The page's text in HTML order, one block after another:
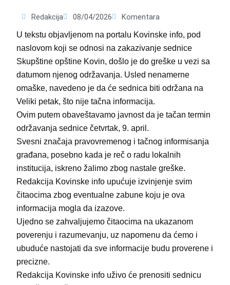
Redakcija 08/04/2026 Komentara
U tekstu objavljenom na portalu Kovinske info, pod
naslovom koji se odnosi na zakazivanje sednice
Skupštine opštine Kovin, došlo je do greške u vezi sa
datumom njenog održavanja. Usled nenamerne
omaške, navedeno je da će sednica biti održana na
Veliki petak, što nije tačna informacija.
Ovim putem obaveštavamo javnost da je tačan termin
održavanja sednice četvrtak, 9. april.
Svesni značaja pravovremenog i tačnog informisanja
građana, posebno kada je reč o radu lokalnih
institucija, iskreno žalimo zbog nastale greške.
Redakcija Kovinske info upućuje izvinjenje svim
čitaocima zbog eventualne zabune koju je ova
informacija mogla da izazove.
Ujedno se zahvaljujemo čitaocima na ukazanom
poverenju i razumevanju, uz napomenu da ćemo i
ubuduće nastojati da sve informacije budu proverene i
precizne.
Redakcija Kovinske info uživo će prenositi sednicu